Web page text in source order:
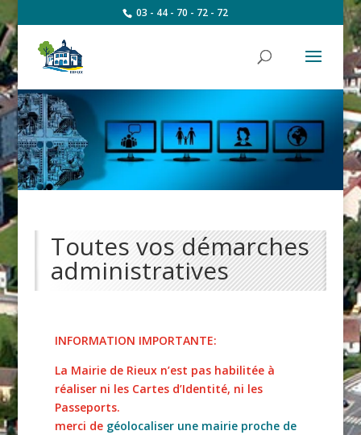
03 - 44 - 70 - 72 - 72
Toutes vos démarches
administratives
INFORMATION IMPORTANTE:
La Mairie de Rieux n’est pas habilitée à
réaliser ni les Cartes d’Identité, ni les
Passeports.
merci de géolocaliser une mairie proche de